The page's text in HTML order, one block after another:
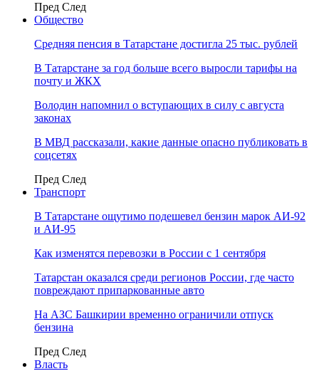
Пред След
Общество
Средняя пенсия в Татарстане достигла 25 тыс. рублей
В Татарстане за год больше всего выросли тарифы на
почту и ЖКХ
Володин напомнил о вступающих в силу с августа
законах
В МВД рассказали, какие данные опасно публиковать в
соцсетях
Пред След
Транспорт
В Татарстане ощутимо подешевел бензин марок АИ-92
и АИ-95
Как изменятся перевозки в России с 1 сентября
Татарстан оказался среди регионов России, где часто
повреждают припаркованные авто
На АЗС Башкирии временно ограничили отпуск
бензина
Пред След
Власть